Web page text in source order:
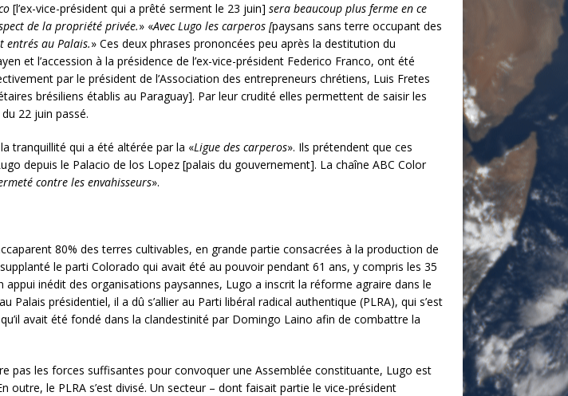
[l’ex-vice-président qui a prêté serment le 23 juin] sera beaucoup plus ferme en ce
de la propriété privée.» «Avec Lugo les carperos [paysans sans terre occupant des
entrés au Palais.» Ces deux phrases prononcées peu après la destitution du
et l’accession à la présidence de l’ex-vice-président Federico Franco, ont été
par le président de l’Association des entrepreneurs chrétiens, Luis Fretes
brésiliens établis au Paraguay]. Par leur crudité elles permettent de saisir les
22 juin passé.
tranquillité qui a été altérée par la «Ligue des carperos». Ils prétendent que ces
depuis le Palacio de los Lopez [palais du gouvernement]. La chaîne ABC Color
contre les envahisseurs».
80% des terres cultivables, en grande partie consacrées à la production de
le parti Colorado qui avait été au pouvoir pendant 61 ans, y compris les 35
inédit des organisations paysannes, Lugo a inscrit la réforme agraire dans le
présidentiel, il a dû s’allier au Parti libéral radical authentique (PLRA), qui s’est
avait été fondé dans la clandestinité par Domingo Laino afin de combattre la
pas les forces suffisantes pour convoquer une Assemblée constituante, Lugo est
outre, le PLRA s’est divisé. Un secteur – dont faisait partie le vice-président